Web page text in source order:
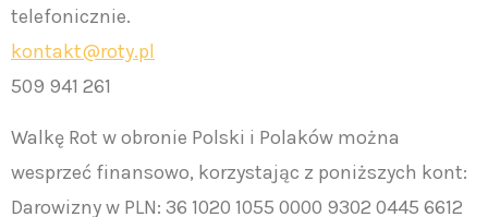
telefonicznie.
kontakt@roty.pl
509 941 261
Walkę Rot w obronie Polski i Polaków można
wesprzeć finansowo, korzystając z poniższych kont:
Darowizny w PLN: 36 1020 1055 0000 9302 0445 6612